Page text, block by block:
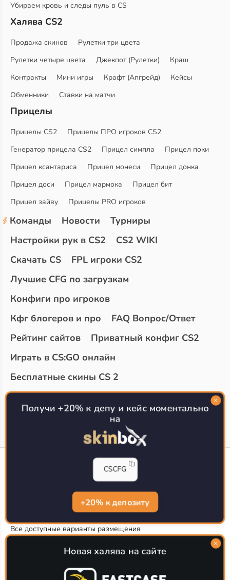
Убираем кровь и следы пуль в CS
Халява CS2
Продажа скинов
Рулетки три цвета
Рулетки четыре цвета
Джекпот (Рулетки)
Краш
Контракты
Мини игры Крафт (Апгрейд)
Кейсы
Обменники
Ставки на матчи
Прицелы
Прицелы CS2
Прицелы ПРО игроков CS2
Генератор прицела CS2
Прицел симпла
Прицел поки
Прицел ксантариса
Прицел монеси
Прицел донка
Прицел доси
Прицел мармока
Прицел бит
Прицел зайву
Прицелы PRO игроков
Команды Новости
Турниры
Настройки рук в CS2
CS2 WIKI
Скачать CS
FPL игроки CS2
Лучшие CFG по загрузкам
Конфиги про игроков
Кфг блогеров и про
FAQ Вопрос/Ответ
Рейтинг сайтов
Приватный конфиг CS2
Играть в CS:GO онлайн
Бесплатные скины CS 2
Топ сайтов с халявой КС 2
О проекте
CS-CONFIG.com © 2020-2026 г.
Политика конфиденциальности
РЕКЛАМА НА САЙТЕ
Все доступные варианты размещения
Согласие на обработку данных
О CS-CONFIG.COM
CFG pro CS 2 - именно это мы и размещаем на нашем
проекте, иными словами мы предоставляем пользователям
Получи +20% к депу и кейс моментально
на
CSCFG
+20% к депозиту
Новая халява на сайте